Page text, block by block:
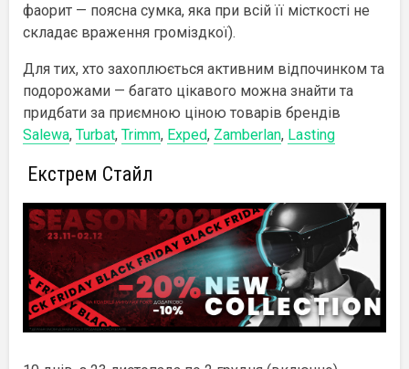
фаорит — поясна сумка, яка при всій її місткості не
складає враження громіздкої).
Для тих, хто захоплюється активним відпочинком та
подорожами — багато цікавого можна знайти та
придбати за приємною ціною товарів брендів
Salewa, Turbat, Trimm, Exped, Zamberlan, Lasting
Екстрем Стайл